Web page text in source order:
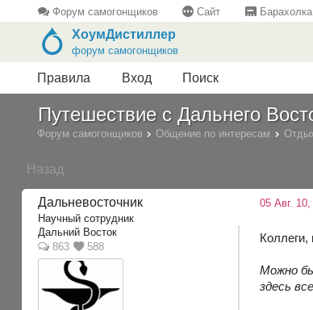
Форум самогонщиков Сайт Барахолка
ХоумДистиллер
форум самогонщиков
Правила Вход Поиск
Путешествие с Дальнего
Форум самогонщиков Общение по интересам
Назад
Дальневосточник
Научный сотрудник
Дальний Восток
863
588
05 Авг. 10,
Коллеги,
Можно
здесь